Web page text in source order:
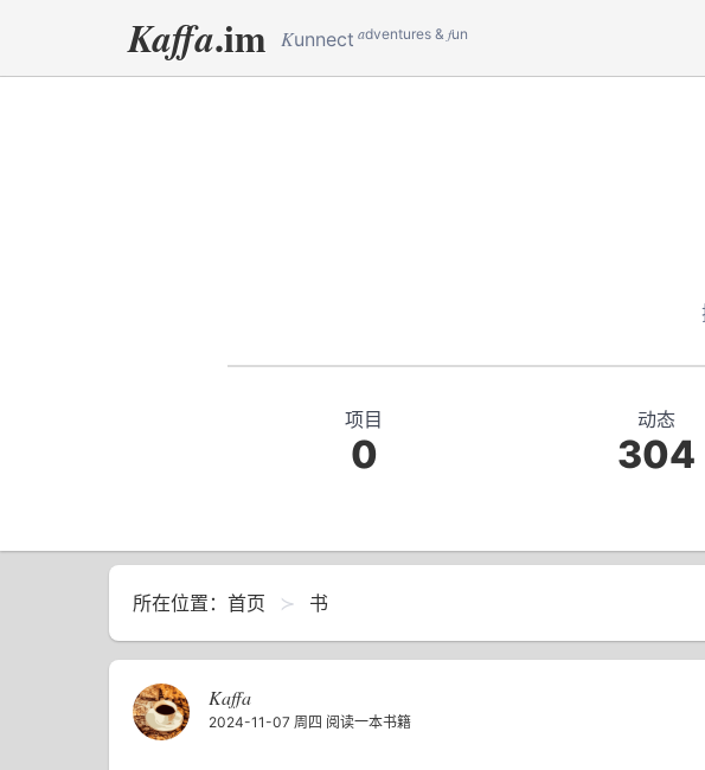
Kaffa.im Kunnect adventures & fun
项目
0
动态
304
所在位置： 首页 书
Kaffa
2024-11-07 周四 阅读一本书籍